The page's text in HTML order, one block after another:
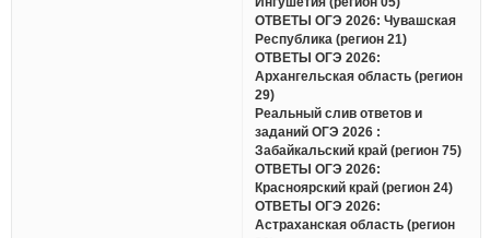
ОТВЕТЫ ОГЭ 2026: Чувашская
Республика (регион 21)
ОТВЕТЫ ОГЭ 2026:
Архангельская область (регион
29)
Реальный слив ответов и
заданий ОГЭ 2026 :
Забайкальский край (регион 75)
ОТВЕТЫ ОГЭ 2026:
Красноярский край (регион 24)
ОТВЕТЫ ОГЭ 2026:
Астраханская область (регион